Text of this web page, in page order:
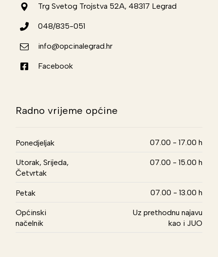
Trg Svetog Trojstva 52A, 48317 Legrad
048/835-051
info@opcinalegrad.hr
Facebook
Radno vrijeme općine
Ponedjeljak 07.00 - 17.00 h
Utorak, Srijeda,
Četvrtak
07.00 - 15.00 h
Petak 07.00 - 13.00 h
Općinski
načelnik
Uz prethodnu najavu
kao i JUO